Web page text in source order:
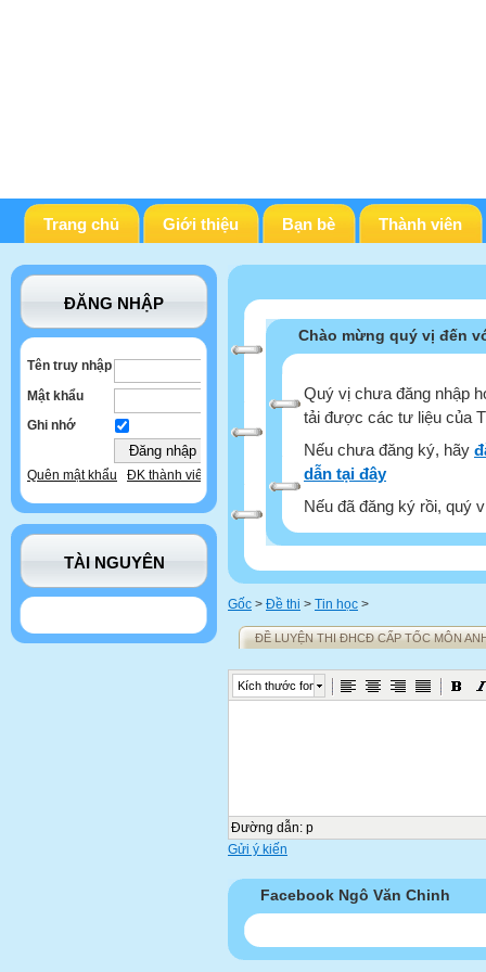
Trang chủ Giới thiệu Bạn bè Thành viên
ĐĂNG NHẬP
Tên truy nhập
Mật khẩu
Ghi nhớ
Quên mật khẩu ĐK thành viên
TÀI NGUYÊN
Chào mừng quý vị đến
Quý vị chưa đăng nhập
tải được các tư liệu của
Nếu chưa đăng ký, hãy
dẫn tại đây
Nếu đã đăng ký rồi, quý
Gốc > Đề thi > Tin học >
ĐỀ LUYỆN THI ĐHCĐ CẤP TỐC MÔN
Kích thước font
Đường dẫn: p
Gửi ý kiến
Facebook Ngô Văn Chinh